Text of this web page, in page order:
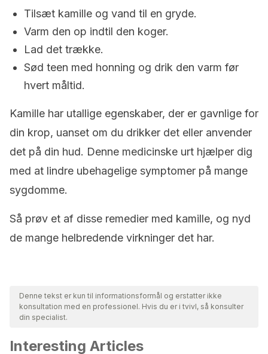
Tilsæt kamille og vand til en gryde.
Varm den op indtil den koger.
Lad det trække.
Sød teen med honning og drik den varm før
hvert måltid.
Kamille har utallige egenskaber, der er gavnlige for
din krop, uanset om du drikker det eller anvender
det på din hud. Denne medicinske urt hjælper dig
med at lindre ubehagelige symptomer på mange
sygdomme.
Så prøv et af disse remedier med kamille, og nyd
de mange helbredende virkninger det har.
Denne tekst er kun til informationsformål og erstatter ikke
konsultation med en professionel. Hvis du er i tvivl, så konsulter
din specialist.
Interesting Articles